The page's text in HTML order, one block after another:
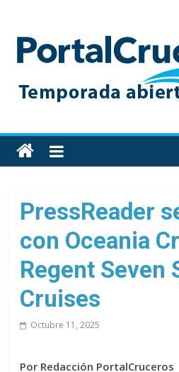
content
Toda
la
de
cruceros
en
solo
sitio
PressReader
con Oceania
Regent Seven
Cruises
Octubre 11, 2025
Por Redacción PortalCruceros